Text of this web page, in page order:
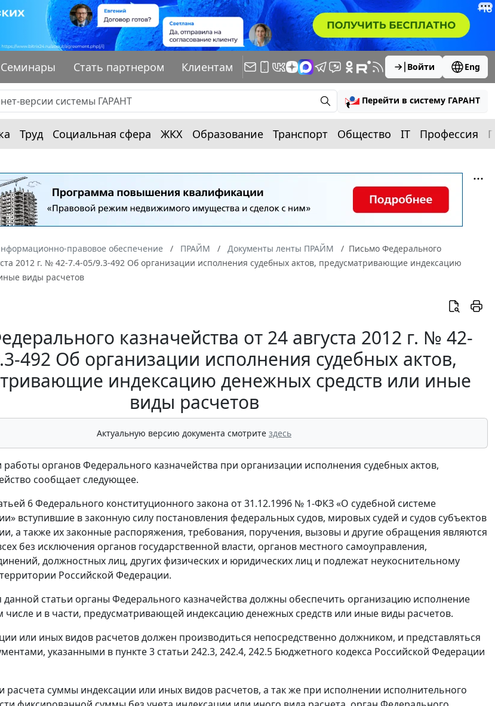
Семинары Стать партнером Клиентам Войти Eng
Перейти в систему ГАРАНТ
Труд Социальная сфера ЖКХ Образование Транспорт Общество IT Профессия
правовое обеспечение ПРАЙМ Документы ленты ПРАЙМ
Письмо Федерального
2012 г. № 42-7.4-05/9.3-492 Об организации исполнения судебных актов, предусматривающие индексацию
виды расчетов
казначейства от 24 августа 2012 г. № 42-
492 Об организации исполнения судебных актов,
индексацию денежных средств или иные
виды расчетов
Актуальную версию документа смотрите здесь
органов Федерального казначейства при организации исполнения судебных актов,
сообщает следующее.
6 Федерального конституционного закона от 31.12.1996 № 1-ФКЗ «О судебной системе
вступившие в законную силу постановления федеральных судов, мировых судей и судов субъектов
а также их законные распоряжения, требования, поручения, вызовы и другие обращения являются
без исключения органов государственной власти, органов местного самоуправления,
должностных лиц, других физических и юридических лиц и подлежат неукоснительному
Российской Федерации.
статьи органы Федерального казначейства должны обеспечить организацию исполнение
числе и в части, предусматривающей индексацию денежных средств или иные виды расчетов.
или иных видов расчетов должен производиться непосредственно должником, и представляться
указанными в пункте 3 статьи 242.3, 242.4, 242.5 Бюджетного кодекса Российской Федерации
расчета суммы индексации или иных видов расчетов, а так же при исполнении исполнительного